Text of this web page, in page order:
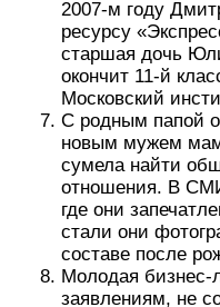
2007-м году
ресурсу
старшая дочь
окончит 11-й
Московский
С родным папой
новым мужем
сумела найти
отношения. В
где они
стали они
составе после
Молодая бизнес-
заявлениям, не